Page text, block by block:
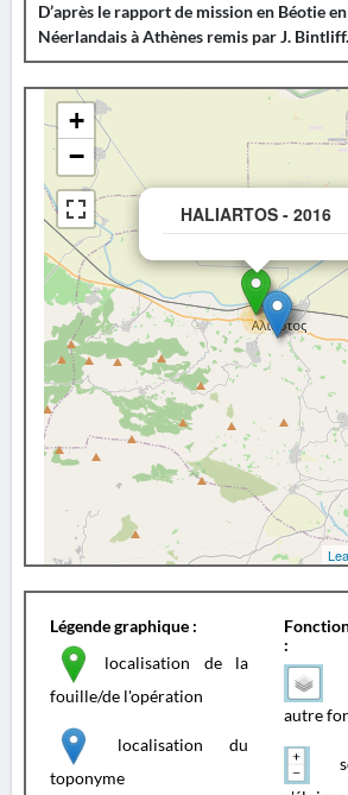
D’après le rapport de mission en Béotie
Néerlandais à Athènes remis par J. Bintliff.
HALIARTOS - 2016
+
−
Légende graphique :
localisation de la
fouille/de l'opération
localisation du
toponyme
:
autre